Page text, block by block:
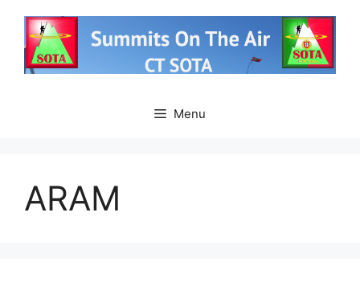
conteúdo
Menu
ARAM